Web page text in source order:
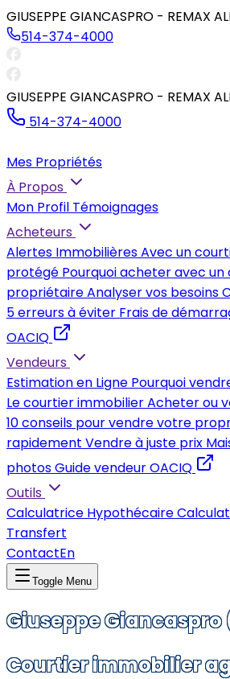
GIUSEPPE GIANCASPRO - REMAX
514-374-4000
GIUSEPPE GIANCASPRO - REMAX
514-374-4000
Mes Propriétés
À Propos
Mon Profil Témoignages
Acheteurs
Alertes ImmobilièresAvec un
protégé Pourquoi acheter avec
propriétaireAnalyser vos besoins
5 erreurs à éviter Frais de
OACIQ
Vendeurs
Estimation en Ligne Pourquoi
Le courtier immobilierAcheter ou
10 conseils pour vendre votre
rapidement Vendre à juste prix
photosGuide vendeur OACIQ
Outils
Calculatrice Hypothécaire
Transfert
ContactEn
Toggle Menu
Giuseppe Giancaspro
Courtier immobilier